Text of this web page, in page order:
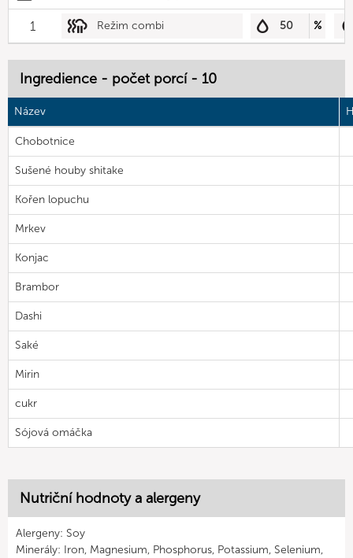
1 Režim combi 50 %
Ingredience - počet porcí - 10
Název
Chobotnice
Sušené houby shitake
Kořen lopuchu
Mrkev
Konjac
Brambor
Dashi
Saké
Mirin
cukr
Sójová omáčka
Nutriční hodnoty a alergeny
Alergeny: Soy
Minerály: Iron, Magnesium, Phosphorus, Potassium, Selenium,